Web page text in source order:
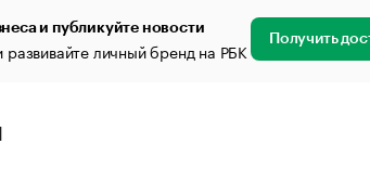
и публикуйте новости
личный бренд на РБК Получить